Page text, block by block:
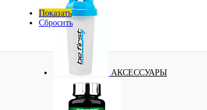
АКСЕССУАРЫ
Показать
Сбросить